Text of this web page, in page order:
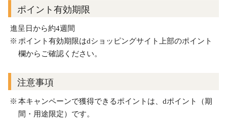
ポイント有効期限
進呈日から約4週間
ポイント有効期限はdショッピングサイト上部のポイント
欄からご確認ください。
注意事項
本キャンペーンで獲得できるポイントは、dポイント（期
間・用途限定）です。